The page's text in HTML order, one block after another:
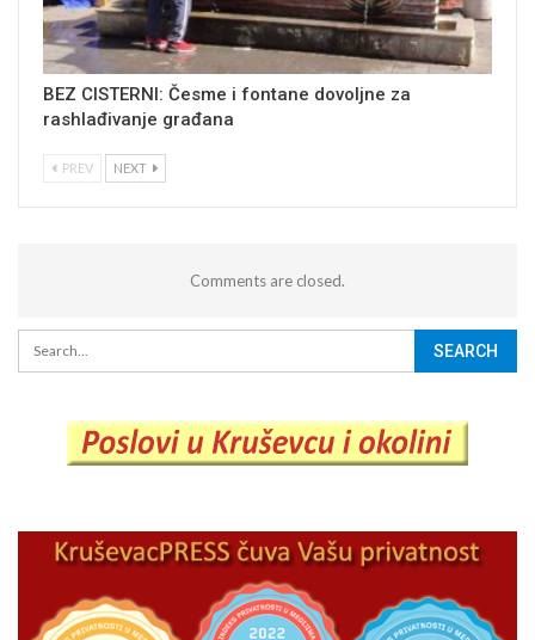
BEZ CISTERNI: Česme i fontane dovoljne za
rashlađivanje građana
PREV NEXT
Comments are closed.